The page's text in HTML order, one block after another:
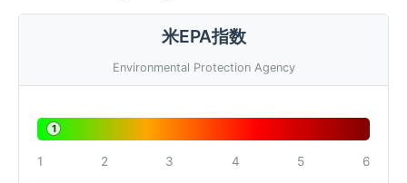
米EPA指数
Environmental Protection Agency
1
1 2 3 4 5 6